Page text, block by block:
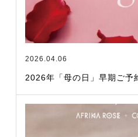
2026.04.06
2026年「母の日」早期ご予